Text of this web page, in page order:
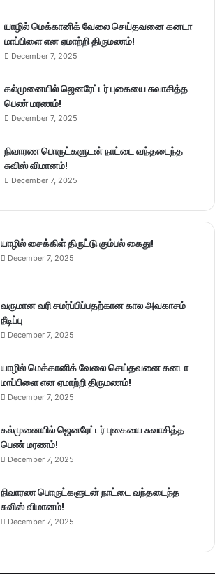
யாழில் மெக்கானிக் வேலை செய்தவனை கனடா
மாப்பிளை என ஏமாற்றி திருமணம்!
December 7, 2025
கல்முனையில் ஜெனரேட்டர் புகையை சுவாசித்த
பெண் மரணம்!
December 7, 2025
நிவாரண பொருட்களுடன் நாட்டை வந்தடைந்த
சுவிஸ் விமானம்!
December 7, 2025
யாழில் சைக்கிள் திருட்டு கும்பல் கைது!
December 7, 2025
வருமான வரி சமர்ப்பிப்பதற்கான கால அவகாசம்
நீடிப்பு
December 7, 2025
யாழில் மெக்கானிக் வேலை செய்தவனை கனடா
மாப்பிளை என ஏமாற்றி திருமணம்!
December 7, 2025
கல்முனையில் ஜெனரேட்டர் புகையை சுவாசித்த
பெண் மரணம்!
December 7, 2025
நிவாரண பொருட்களுடன் நாட்டை வந்தடைந்த
சுவிஸ் விமானம்!
December 7, 2025